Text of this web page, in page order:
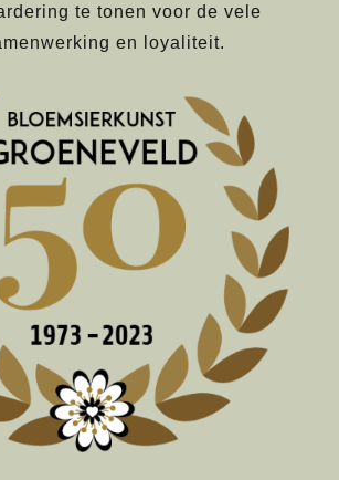
te tonen voor de vele
en loyaliteit.